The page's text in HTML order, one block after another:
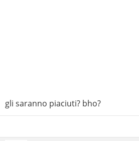
gli saranno piaciuti? bho?